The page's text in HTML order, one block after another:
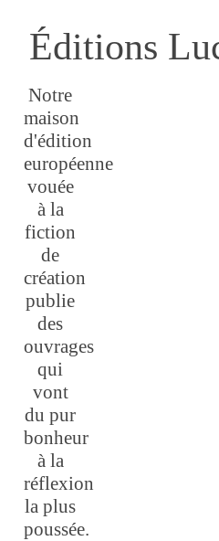
Éditions
Notre
maison
d'édition
européenne
vouée
à la
fiction
de
création
publie
des
ouvrages
qui
vont
du pur
bonheur
à la
réflexion
la plus
poussée.